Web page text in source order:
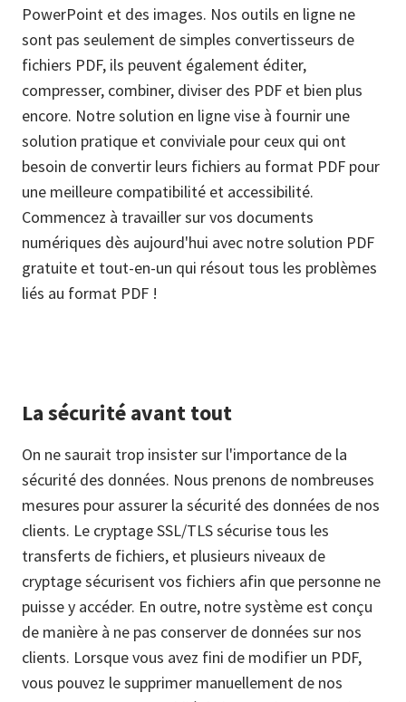
PowerPoint et des images. Nos outils en ligne ne
sont pas seulement de simples convertisseurs de
fichiers PDF, ils peuvent également éditer,
compresser, combiner, diviser des PDF et bien plus
encore. Notre solution en ligne vise à fournir une
solution pratique et conviviale pour ceux qui ont
besoin de convertir leurs fichiers au format PDF pour
une meilleure compatibilité et accessibilité.
Commencez à travailler sur vos documents
numériques dès aujourd'hui avec notre solution PDF
gratuite et tout-en-un qui résout tous les problèmes
liés au format PDF !
La sécurité avant tout
On ne saurait trop insister sur l'importance de la
sécurité des données. Nous prenons de nombreuses
mesures pour assurer la sécurité des données de nos
clients. Le cryptage SSL/TLS sécurise tous les
transferts de fichiers, et plusieurs niveaux de
cryptage sécurisent vos fichiers afin que personne ne
puisse y accéder. En outre, notre système est conçu
de manière à ne pas conserver de données sur nos
clients. Lorsque vous avez fini de modifier un PDF,
vous pouvez le supprimer manuellement de nos